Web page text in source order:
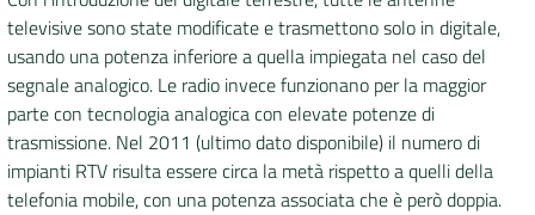
televisive sono state modificate e trasmettono solo in digitale,
usando una potenza inferiore a quella impiegata nel caso del
segnale analogico. Le radio invece funzionano per la maggior
parte con tecnologia analogica con elevate potenze di
trasmissione. Nel 2011 (ultimo dato disponibile) il numero di
impianti RTV risulta essere circa la metà rispetto a quelli della
telefonia mobile, con una potenza associata che è però doppia.